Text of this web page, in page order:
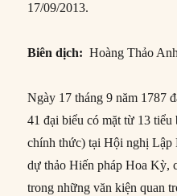
17/09/2013.
Biên dịch:Hoàng Thảo Anh
Ngày 17 tháng 9 năm 1787
41 đại biểu có mặt từ 13 tiểu
chính thức) tại Hội nghị Lập
dự thảo Hiến pháp Hoa Kỳ,
trong những văn kiện quan